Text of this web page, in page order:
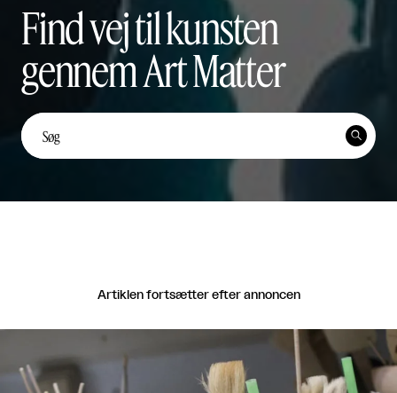
Find vej til kunsten
gennem Art Matter

Unge kunstnerstemmer: Yi
Ten Lai Fernández
Unge Kunstnerstemmer
Artiklen fortsætter efter annoncen